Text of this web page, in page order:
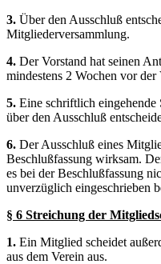
3. Über den Ausschluß
Mitgliederversammlung.
4. Der Vorstand hat seinen
mindestens 2 Wochen vor
5. Eine schriftlich
über den Ausschluß
6. Der Ausschluß eines
Beschlußfassung wirksam.
es bei der Beschlußfassung
unverzüglich eingeschrieben
§ 6 Streichung der
1. Ein Mitglied scheidet
aus dem Verein aus.